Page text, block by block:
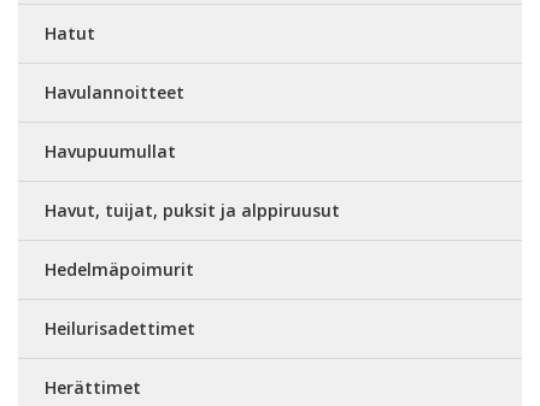
Hatut
Havulannoitteet
Havupuumullat
Havut, tuijat, puksit ja alppiruusut
Hedelmäpoimurit
Heilurisadettimet
Herättimet